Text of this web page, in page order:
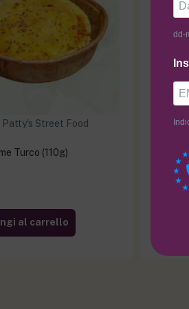
dd-
Patty's Street Food
Turco (110g)
al carrello
Box
45,00